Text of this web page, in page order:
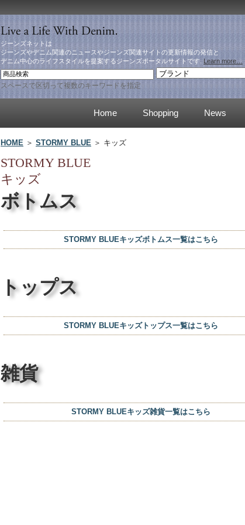
ジーンズネットは
ジーンズやデニム関連のニュースやジーンズ関連サイトの更新情報の発信と
デニム中心のライフスタイルを提案するジーンズポータルサイトです. Learn more…
スペースで区切って複数のキーワードを指定
Home Shopping News
HOME ＞ STORMY BLUE ＞ キッズ
STORMY BLUE
キッズ
ボトムス
STORMY BLUEキッズボトムス一覧はこちら
トップス
STORMY BLUEキッズトップス一覧はこちら
雑貨
STORMY BLUEキッズ雑貨一覧はこちら